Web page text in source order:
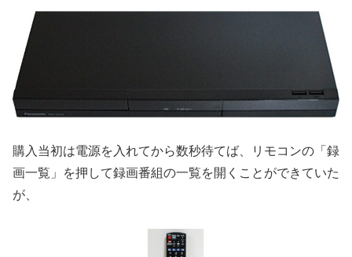
購入当初は電源を入れてから数秒待てば、リモコンの「録
画一覧」を押して録画番組の一覧を開くことができていた
が、